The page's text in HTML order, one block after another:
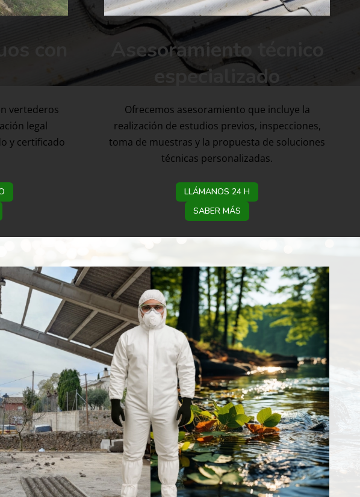
con
vertederos
legal
y certificado
Asesoramiento técnico
especializado
Ofrecemos asesoramiento que incluye la
realización de estudios previos, inspecciones,
toma de muestras y la propuesta de soluciones
técnicas personalizadas.
LLÁMANOS 24 H
SABER MÁS